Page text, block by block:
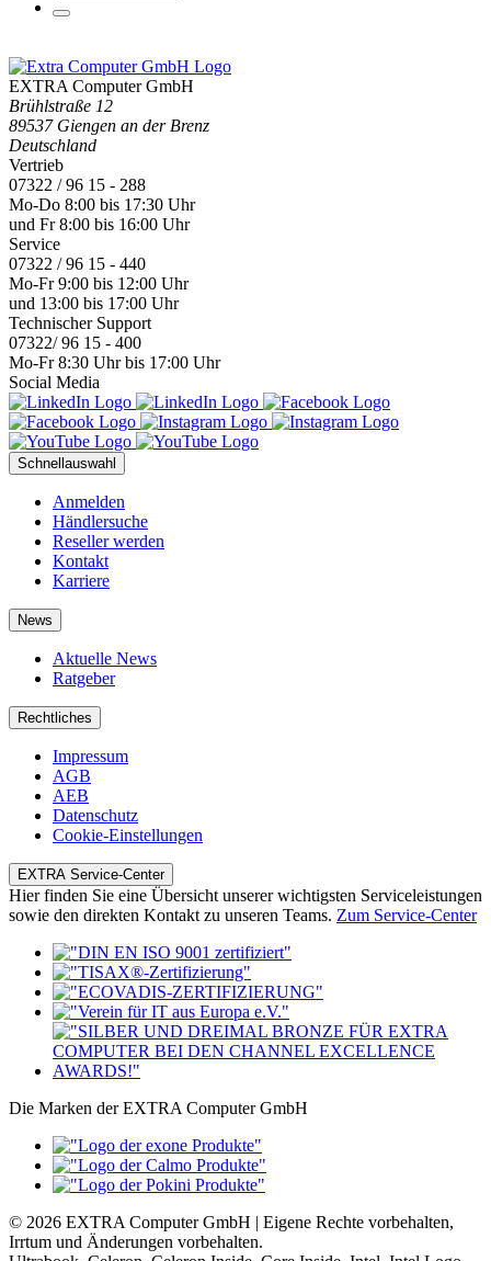
EXTRA Computer GmbH
Brühlstraße 12
89537 Giengen an der Brenz
Deutschland
Vertrieb
07322 / 96 15 - 288
Mo-Do 8:00 bis 17:30 Uhr
und Fr 8:00 bis 16:00 Uhr
Service
07322 / 96 15 - 440
Mo-Fr 9:00 bis 12:00 Uhr
und 13:00 bis 17:00 Uhr
Technischer Support
07322/ 96 15 - 400
Mo-Fr 8:30 Uhr bis 17:00 Uhr
Social Media
Schnellauswahl
Anmelden
Händlersuche
Reseller werden
Kontakt
Karriere
News
Aktuelle News
Ratgeber
Rechtliches
Impressum
AGB
AEB
Datenschutz
Cookie-Einstellungen
EXTRA Service-Center
Hier finden Sie eine Übersicht unserer wichtigsten Serviceleistungen
sowie den direkten Kontakt zu unseren Teams. Zum Service-Center
Die Marken der EXTRA Computer GmbH
© 2026 EXTRA Computer GmbH | Eigene Rechte vorbehalten,
Irrtum und Änderungen vorbehalten.